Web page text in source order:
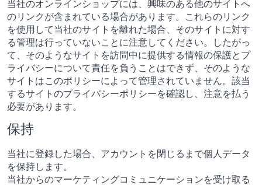
当社のオンラインショップには、興味のある他のサイトへ
のリンクが含まれている場合があります。これらのリンク
を使用して当社のサイトを離れた場合、そのサイトに対す
る管理は行っていないことに注意してください。したがっ
て、そのようなサイトを訪問中に提供する情報の保護とプ
ライバシーについて責任を負うことはできず、そのような
サイトはこのポリシーによって管理されていません。該当
するサイトのプライバシーポリシーを確認し、注意を払う
必要があります。
保持
当社に登録した場合、アカウントを閉じるまで個人データ
を保持します。
当社からのマーケティングコミュニケーションを受け取る